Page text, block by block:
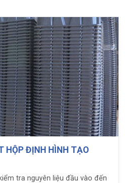
HỘP ĐỊNH HÌNH TẠO
tra nguyên liệu đầu vào đến